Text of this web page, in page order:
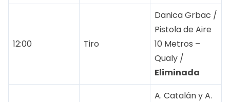
12:00 Tiro
Danica Grbac /
Pistola de Aire
10 Metros –
Qualy /
Eliminada
A. Catalán y A.